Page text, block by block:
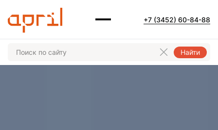
+7 (3452) 60-84-88
Найти